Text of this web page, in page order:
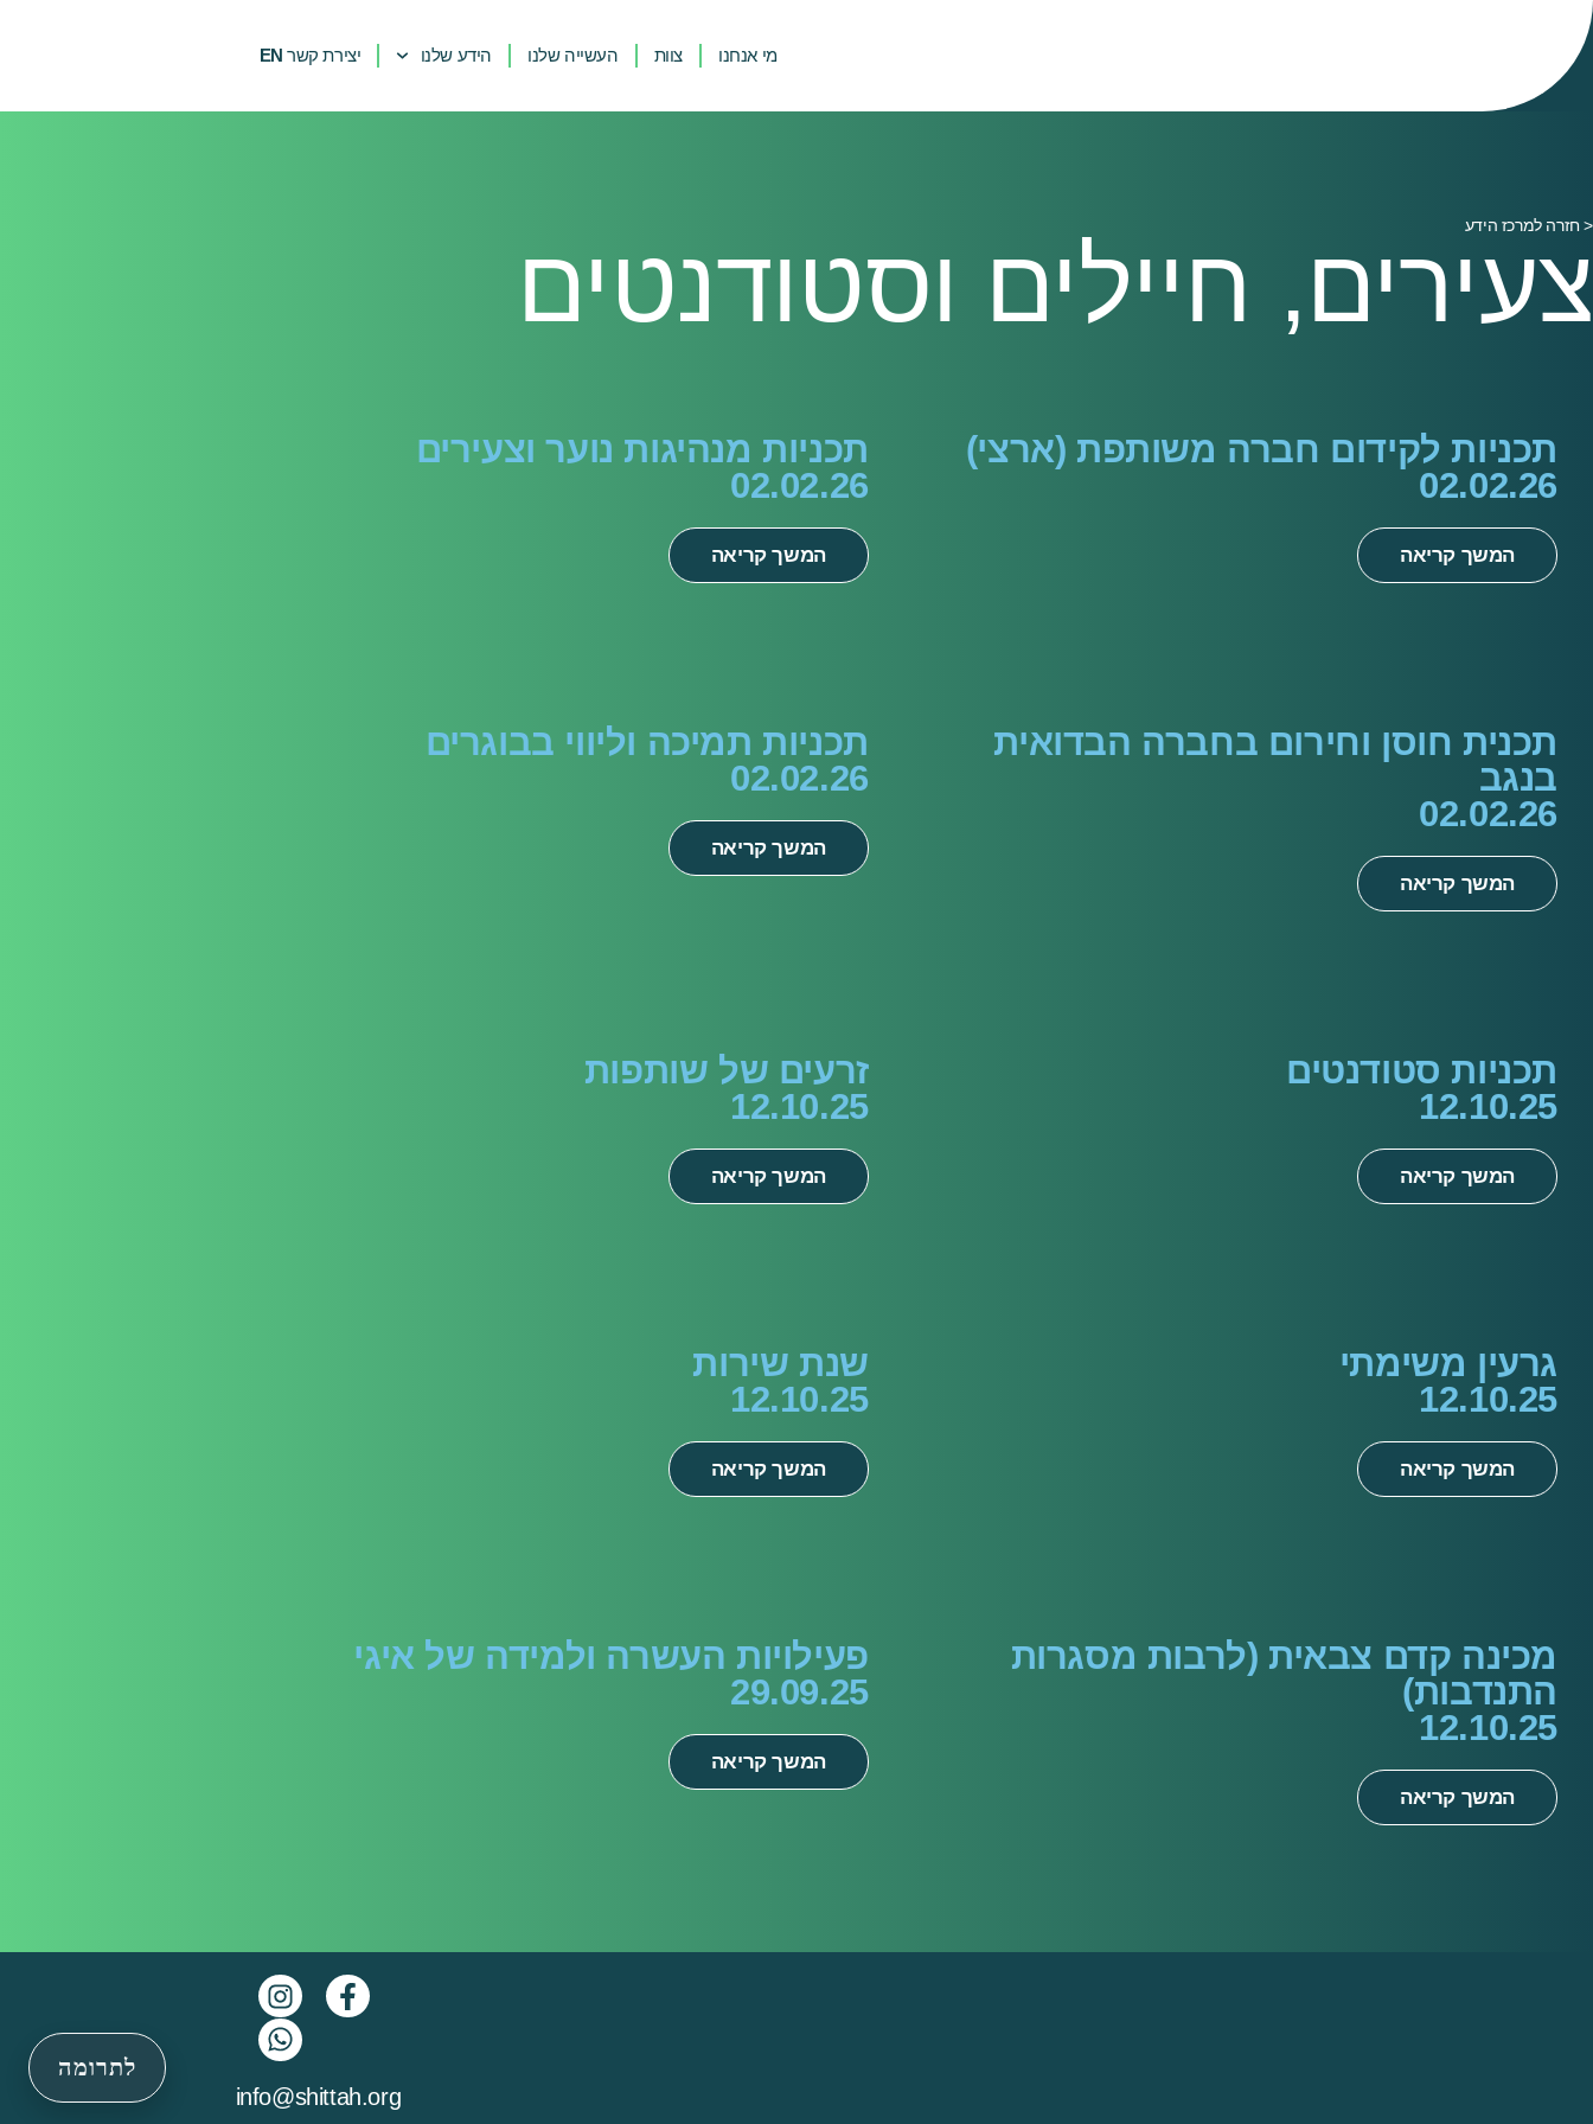
לתרומה
מי אנחנו צוות העשייה שלנו הידע שלנו יצירת קשר EN
< חזרה למרכז הידע
צעירים, חיילים וסטודנטים
תכניות לקידום חברה משותפת (ארצי)
02.02.26
המשך קריאה
תכניות מנהיגות נוער וצעירים
02.02.26
המשך קריאה
תכנית חוסן וחירום בחברה הבדואית
בנגב
02.02.26
המשך קריאה
תכניות תמיכה וליווי בבוגרים
02.02.26
המשך קריאה
תכניות סטודנטים
12.10.25
המשך קריאה
זרעים של שותפות
12.10.25
המשך קריאה
גרעין משימתי
12.10.25
המשך קריאה
שנת שירות
12.10.25
המשך קריאה
מכינה קדם צבאית (לרבות מסגרות
התנדבות)
12.10.25
המשך קריאה
פעילויות העשרה ולמידה של איגי
29.09.25
המשך קריאה
info@shittah.org